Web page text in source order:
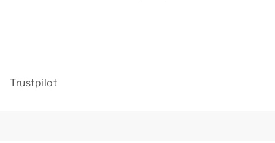
Trustpilot